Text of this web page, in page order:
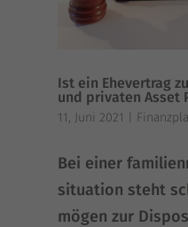
Ist ein Ehevertrag
und privaten Asset
11, Juni 2021
Bei einer
si­tua­ti­on steht
mö­gen zur